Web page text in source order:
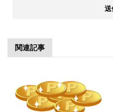
関連記事